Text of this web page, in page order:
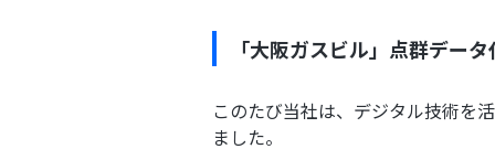
「大阪ガスビル」点群デー
このたび当社は、デジタル技術を
ました。